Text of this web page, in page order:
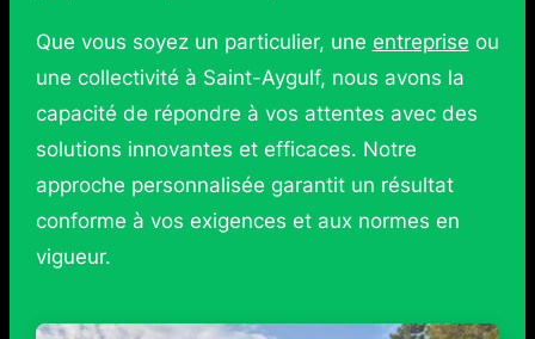
Que vous soyez un particulier, une entreprise ou
une collectivité à Saint-Aygulf, nous avons la
capacité de répondre à vos attentes avec des
solutions innovantes et efficaces. Notre
approche personnalisée garantit un résultat
conforme à vos exigences et aux normes en
vigueur.